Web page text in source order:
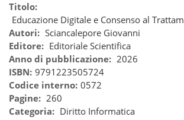
Titolo:
Educazione Digitale e Consenso al
Autori: Sciancalepore Giovanni
Editore: Editoriale Scientifica
Anno di pubblicazione: 2026
ISBN: 9791223505724
Codice interno: 0572
Pagine: 260
Categoria: Diritto Informatica